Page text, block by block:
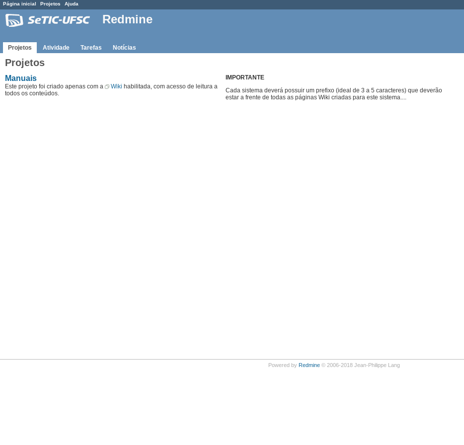
Página inicial Projetos Ajuda
Redmine
Projetos Atividade Tarefas Notícias
Projetos
Manuais
Este projeto foi criado apenas com a Wiki habilitada, com acesso de leitura a
todos os conteúdos.
IMPORTANTE
Cada sistema deverá possuir um prefixo (ideal de 3 a 5 caracteres) que deverão
estar a frente de todas as páginas Wiki criadas para este sistema....
Powered by Redmine© 2006-2018 Jean-Philippe Lang